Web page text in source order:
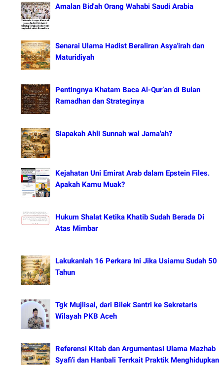
Amalan Bid'ah Orang Wahabi Saudi Arabia
Senarai Ulama Hadist Beraliran Asya'irah dan
Maturidiyah
Pentingnya Khatam Baca Al-Qur’an di Bulan
Ramadhan dan Strateginya
Siapakah Ahli Sunnah wal Jama'ah?
Kejahatan Uni Emirat Arab dalam Epstein Files.
Apakah Kamu Muak?
Hukum Shalat Ketika Khatib Sudah Berada Di
Atas Mimbar
Lakukanlah 16 Perkara Ini Jika Usiamu Sudah 50
Tahun
Tgk Mujlisal, dari Bilek Santri ke Sekretaris
Wilayah PKB Aceh
Referensi Kitab dan Argumentasi Ulama Mazhab
Syafi'i dan Hanbali Terrkait Praktik Menghidupkan